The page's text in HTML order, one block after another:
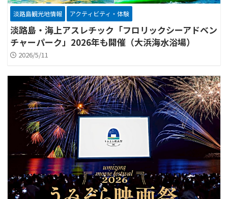
淡路島観光地情報 アクティビティ・体験
淡路島・海上アスレチック「フロリックシーアドベン
チャーパーク」2026年も開催（大浜海水浴場）
2026/5/11